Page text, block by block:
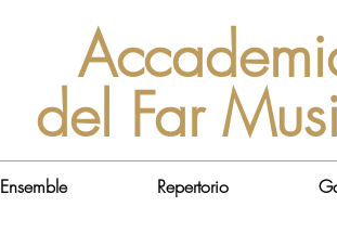
del Far
Ensemble Repertorio